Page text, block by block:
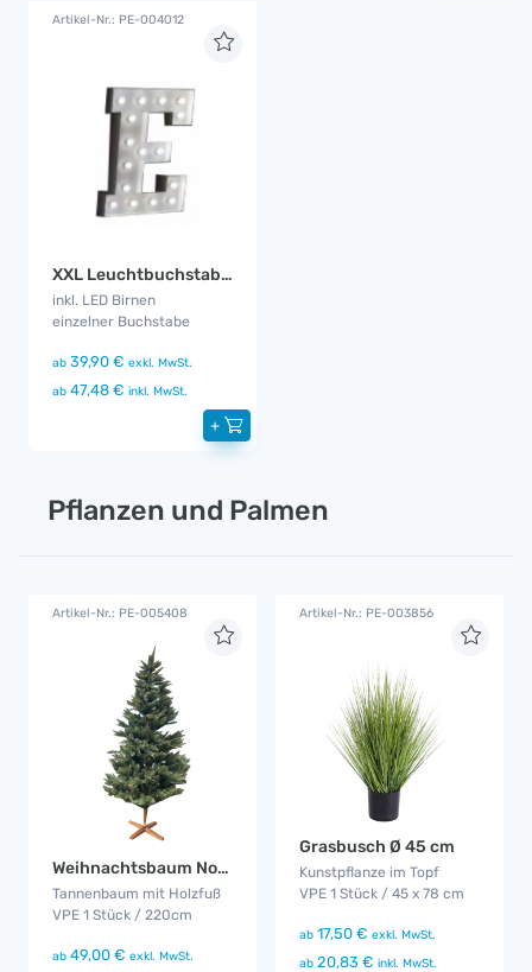
Artikel-Nr.: PE-004012
XXL Leuchtbuchstabe E
inkl. LED Birnen
einzelner Buchstabe
ab 39,90 € exkl. MwSt.
ab 47,48 € inkl. MwSt.
+
Pflanzen und Palmen
Artikel-Nr.: PE-005408
Weihnachtsbaum Nordmanntanne
Tannenbaum mit Holzfuß
VPE 1 Stück / 220cm
ab 49,00 € exkl. MwSt.
Artikel-Nr.: PE-003856
Grasbusch Ø 45 cm
Kunstpflanze im Topf
VPE 1 Stück / 45 x 78 cm
ab 17,50 € exkl. MwSt.
ab 20,83 € inkl. MwSt.